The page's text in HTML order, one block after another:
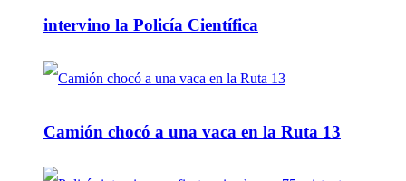
intervino la Policía Científica
Camión chocó a una vaca en la Ruta 13